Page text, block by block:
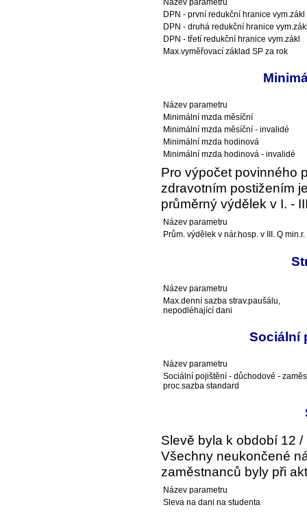
DPN - první redukční hranice vym.zákl
DPN - druhá redukční hranice
DPN - třetí redukční hranice vym.zákl
Max.vyměřovací základ SP za rok
Název parametru
Minimální mzda měsíční
Minimální mzda měsíční - invalidé
Minimální mzda hodinová
Minimální mzda hodinová - invalidé
Pro výpočet povinného
zdravotním postižením
průměrný výdělek v I. -
Název parametru
Prům. výdělek v nár.hosp. v III. Q min.r.
Název parametru
Max.denní sazba strav.paušálu,
nepodléhající dani
Sociální
Název parametru
Sociální pojištění - důchodové -
proc.sazba standard
Slevě byla k období 12
Všechny neukončené
zaměstnanců byly při
Název parametru
Sleva na dani na studenta